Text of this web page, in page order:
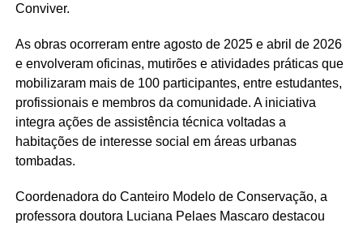
Conviver.
As obras ocorreram entre agosto de 2025 e abril de 2026
e envolveram oficinas, mutirões e atividades práticas que
mobilizaram mais de 100 participantes, entre estudantes,
profissionais e membros da comunidade. A iniciativa
integra ações de assistência técnica voltadas a
habitações de interesse social em áreas urbanas
tombadas.
Coordenadora do Canteiro Modelo de Conservação, a
professora doutora Luciana Pelaes Mascaro destacou